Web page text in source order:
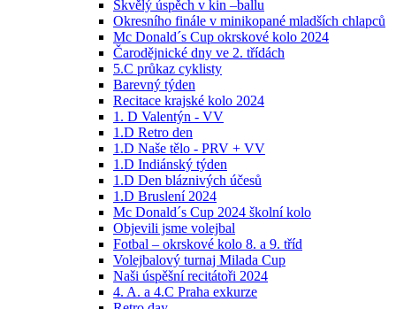
Skvělý úspěch v kin –ballu
Okresního finále v minikopané mladších chlapců
Mc Donald´s Cup okrskové kolo 2024
Čarodějnické dny ve 2. třídách
5.C průkaz cyklisty
Barevný týden
Recitace krajské kolo 2024
1. D Valentýn - VV
1.D Retro den
1.D Naše tělo - PRV + VV
1.D Indiánský týden
1.D Den bláznivých účesů
1.D Bruslení 2024
Mc Donald´s Cup 2024 školní kolo
Objevili jsme volejbal
Fotbal – okrskové kolo 8. a 9. tříd
Volejbalový turnaj Milada Cup
Naši úspěšní recitátoři 2024
4. A. a 4.C Praha exkurze